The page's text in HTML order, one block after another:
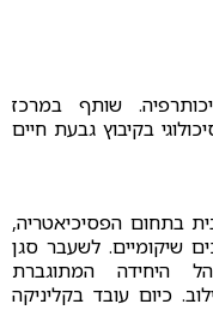
שותף במרכז
בקיבוץ גבעת חיים
בתחום הפסיכיאטריה,
שיקומיים. לשעבר סגן
היחידה המתוגברת
כיום עובד בקליניקה